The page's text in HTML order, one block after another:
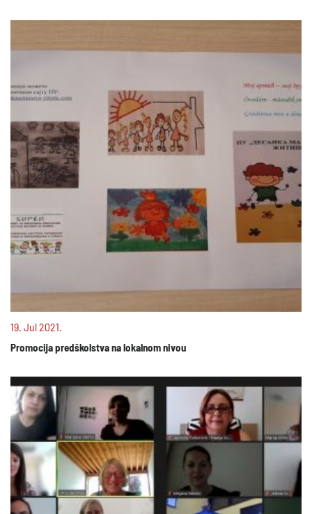
19. Jul 2021.
Promocija predškolstva na lokalnom nivou